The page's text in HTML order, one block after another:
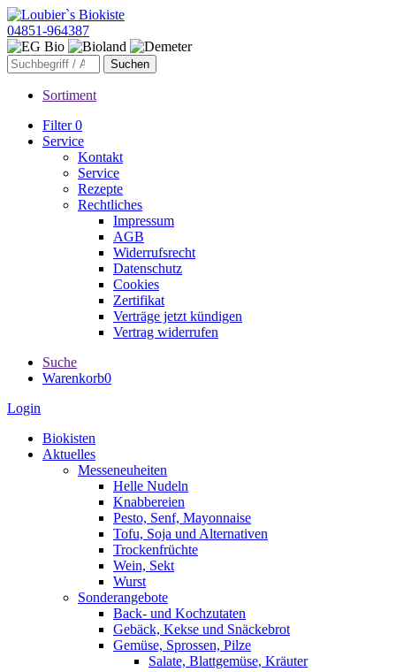
04851-964387
Sortiment
Filter0
Service
Kontakt
Service
Rezepte
Rechtliches
Impressum
AGB
Widerrufsrecht
Datenschutz
Cookies
Zertifikat
Verträge jetzt kündigen
Vertrag widerrufen
Suche
Warenkorb0
Login
Biokisten
Aktuelles
Messeneuheiten
Helle Nudeln
Knabbereien
Pesto, Senf, Mayonnaise
Tofu, Soja und Alternativen
Trockenfrüchte
Wein, Sekt
Wurst
Sonderangebote
Back- und Kochzutaten
Gebäck, Kekse und Snäckebrot
Gemüse, Sprossen, Pilze
Salate, Blattgemüse, Kräuter